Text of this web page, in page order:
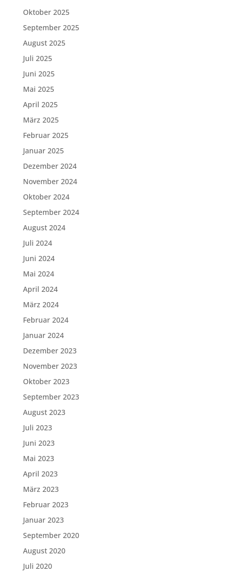
Oktober 2025
September 2025
August 2025
Juli 2025
Juni 2025
Mai 2025
April 2025
März 2025
Februar 2025
Januar 2025
Dezember 2024
November 2024
Oktober 2024
September 2024
August 2024
Juli 2024
Juni 2024
Mai 2024
April 2024
März 2024
Februar 2024
Januar 2024
Dezember 2023
November 2023
Oktober 2023
September 2023
August 2023
Juli 2023
Juni 2023
Mai 2023
April 2023
März 2023
Februar 2023
Januar 2023
September 2020
August 2020
Juli 2020